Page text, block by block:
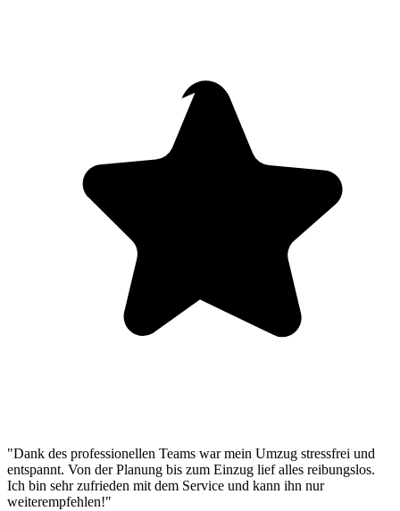
"Dank des professionellen Teams war mein Umzug stressfrei und
entspannt. Von der Planung bis zum Einzug lief alles reibungslos.
Ich bin sehr zufrieden mit dem Service und kann ihn nur
weiterempfehlen!"